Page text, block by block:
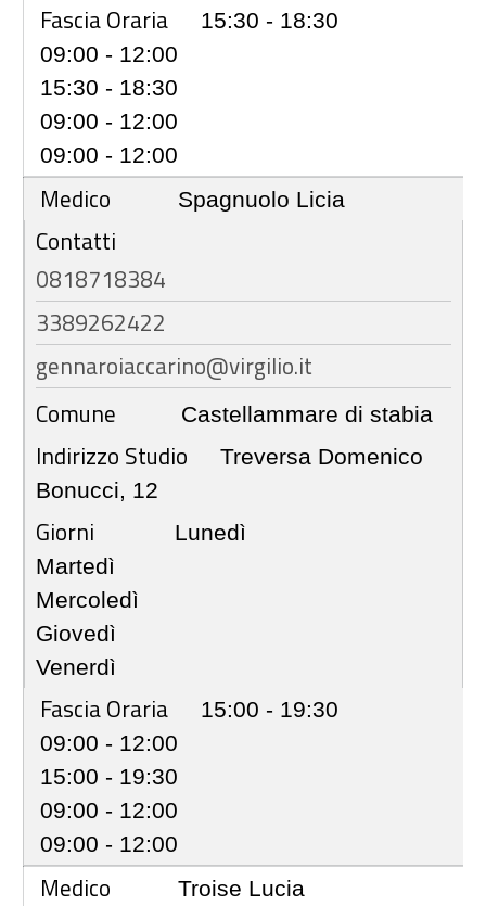
Fascia Oraria
15:30 - 18:30
09:00 - 12:00
15:30 - 18:30
09:00 - 12:00
09:00 - 12:00
Medico Spagnuolo Licia
Contatti
0818718384
3389262422
gennaroiaccarino@virgilio.it
Comune
Castellammare di stabia
Indirizzo Studio
Treversa Domenico
Bonucci, 12
Giorni
Lunedì
Martedì
Mercoledì
Giovedì
Venerdì
Fascia Oraria
15:00 - 19:30
09:00 - 12:00
15:00 - 19:30
09:00 - 12:00
09:00 - 12:00
Medico Troise Lucia